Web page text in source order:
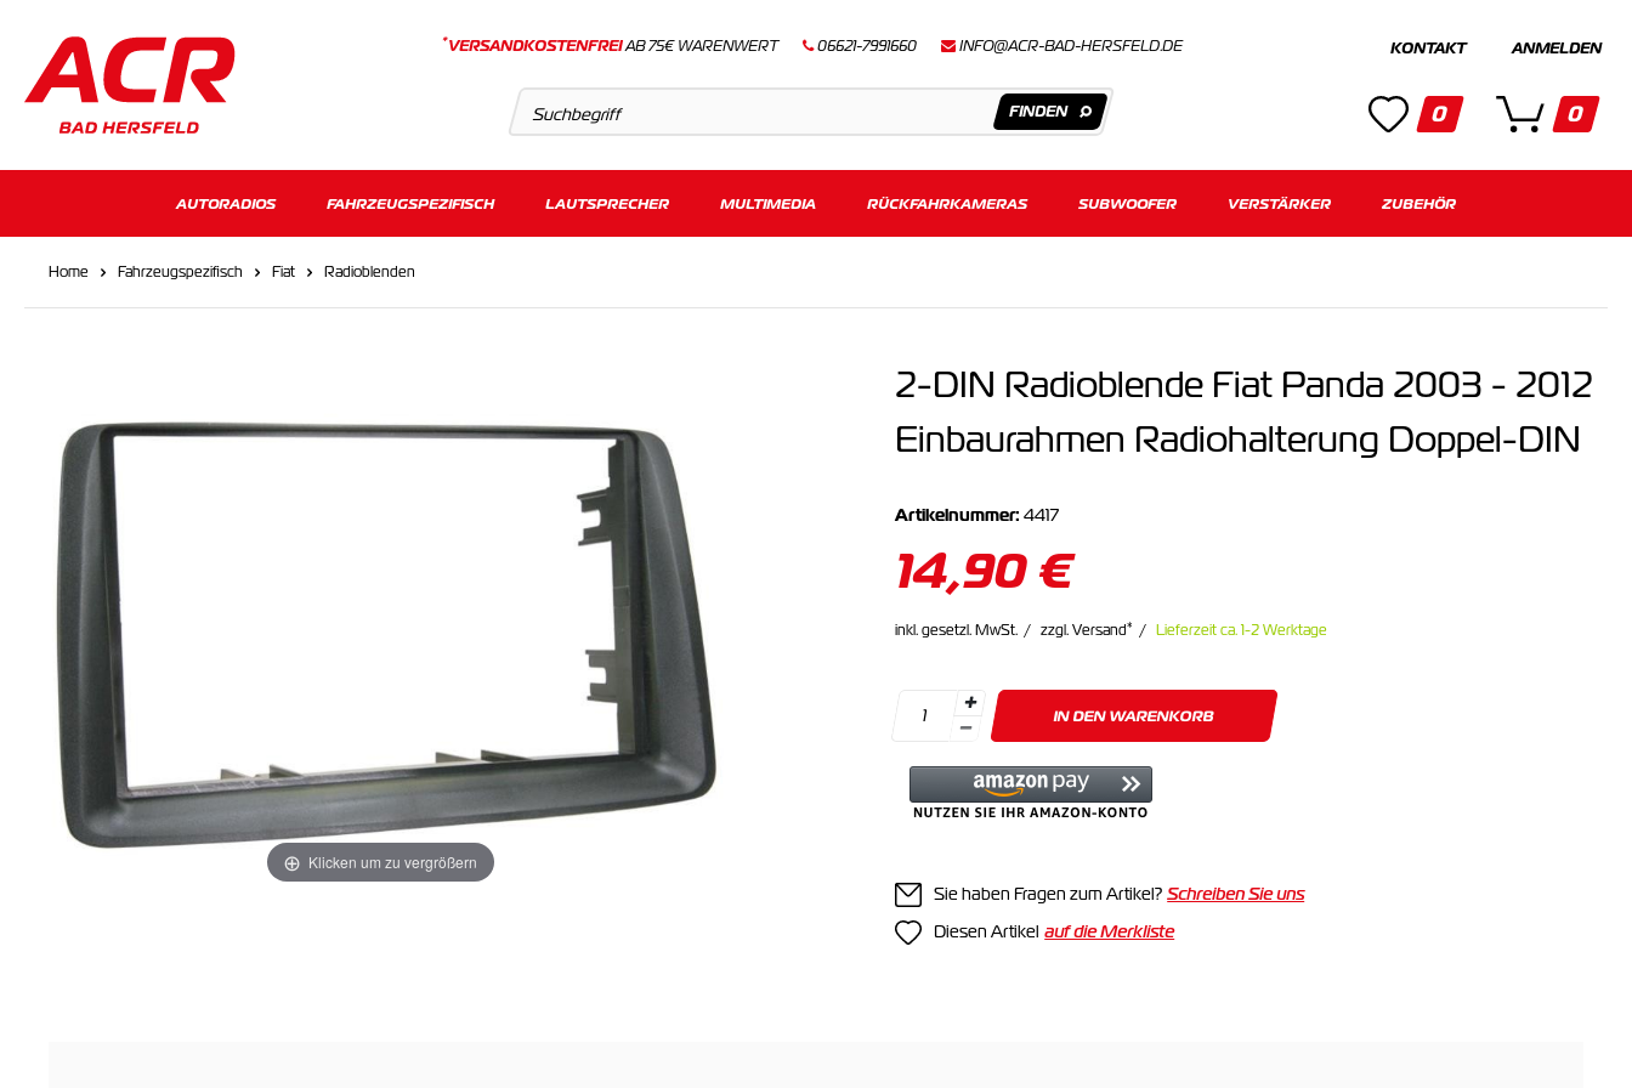
*VERSANDKOSTENFREIAB 75€ WARENWERT 06621-7991660 INFO@ACR-BAD-HERSFELD.DE
Artikel Kategorien
KONTAKT
0
ANMELDEN
0
AUTORADIOS FAHRZEUGSPEZIFISCH LAUTSPRECHER MULTIMEDIA RÜCKFAHRKAMERAS SUBWOOFER VERSTÄRKER ZUBEHÖR
Home Fahrzeugspezifisch Fiat Radioblenden
Klicken um zu vergrößern
2-DIN Radioblende Fiat Panda 2003 - 2012
Einbaurahmen Radiohalterung Doppel-DIN
Artikelnummer: 4417
14,90 €
inkl. gesetzl. MwSt. zzgl. Versand* Lieferzeit ca. 1-2 Werktage
IN DEN WARENKORB
Sie haben Fragen zum Artikel? Schreiben Sie uns
Diesen Artikel